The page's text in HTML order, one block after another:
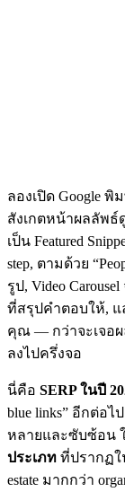
ลองเปิด Google
สังเกตหน้าผลลัพธ์
เป็น Featured
step, ตามด้วย
รูป, Video
ที่สรุปคำตอบให้, แ
คุณ — กว่าจะเจอผ
ลงไปครึ่งจอ
นี่คือ SERP ในปี
blue links” อีกต่อไ
หลายและซับซ้อน ใ
ประเภท ที่ปรากฏใ
estate มากกว่า